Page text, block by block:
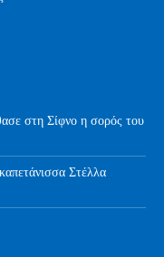
στη Σίφνο η σορός του
Στέλλα